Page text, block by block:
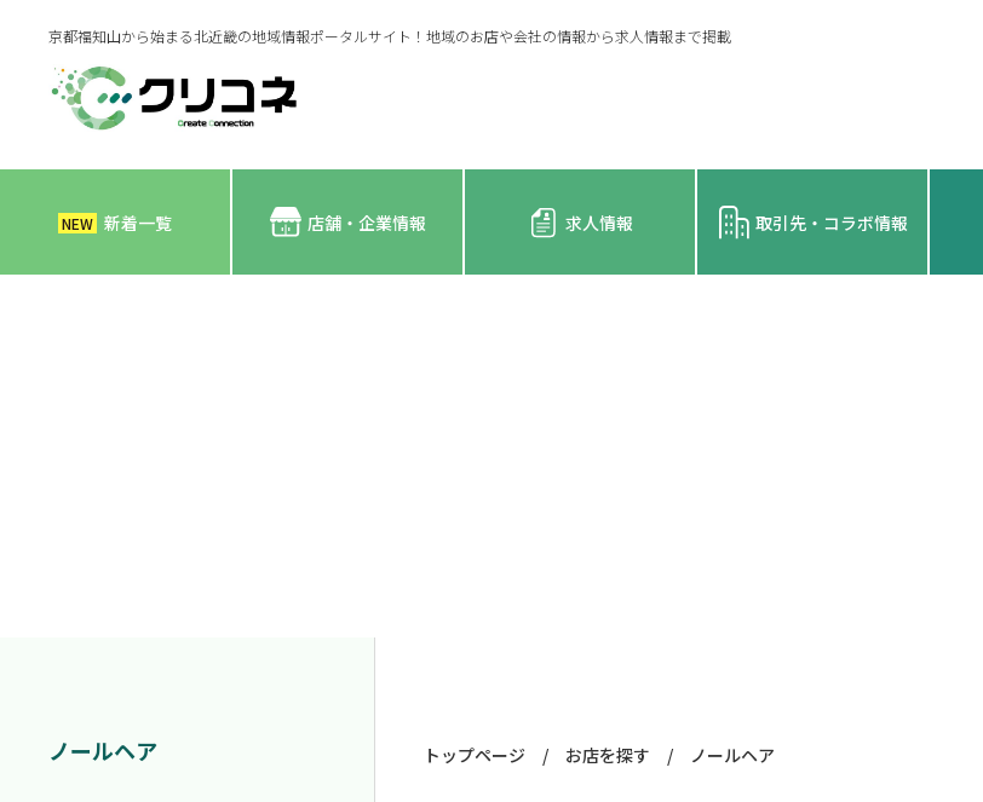
京都福知山から始まる北近畿の地域情報ポータルサイト！地域のお店や会社の情報から求人情報まで掲載
NEW 新着一覧 店舗・企業情報 求人情報 取引先・コラボ情報
トップページ / お店を探す / ノールヘア
ノールヘア